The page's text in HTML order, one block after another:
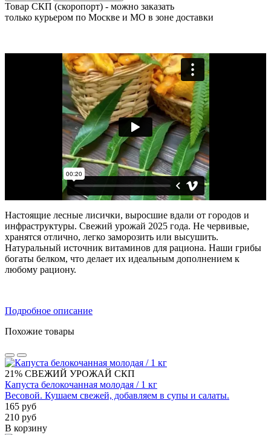
Товар СКП (скоропорт) - можно заказать
только курьером по Москве и МО в зоне доставки
Настоящие лесные лисички, выросшие вдали от городов и
инфраструктуры. Свежий урожай 2025 года. Не червивые,
хранятся отлично, легко заморозить или высушить.
Натуральный источник витаминов для рациона. Наши грибы
богаты белком, что делает их идеальным дополнением к
любому рациону.
Подробное описание
Похожие товары
21% СВЕЖИЙ УРОЖАЙ СКП
Капуста белокочанная молодая / 1 кг
Весовой. Кушаем свежей, добавляем в супы и салаты.
165 руб
210 руб
В корзину